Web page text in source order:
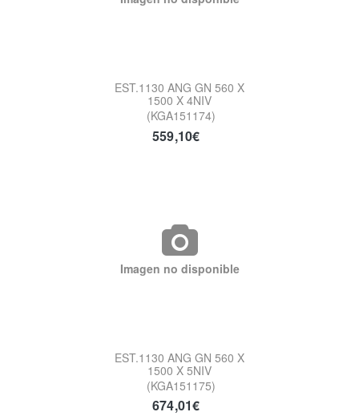
EST.1130 ANG GN 560 X
1500 X 4NIV
(KGA151174)
559,10€
Imagen no disponible
EST.1130 ANG GN 560 X
1500 X 5NIV
(KGA151175)
674,01€